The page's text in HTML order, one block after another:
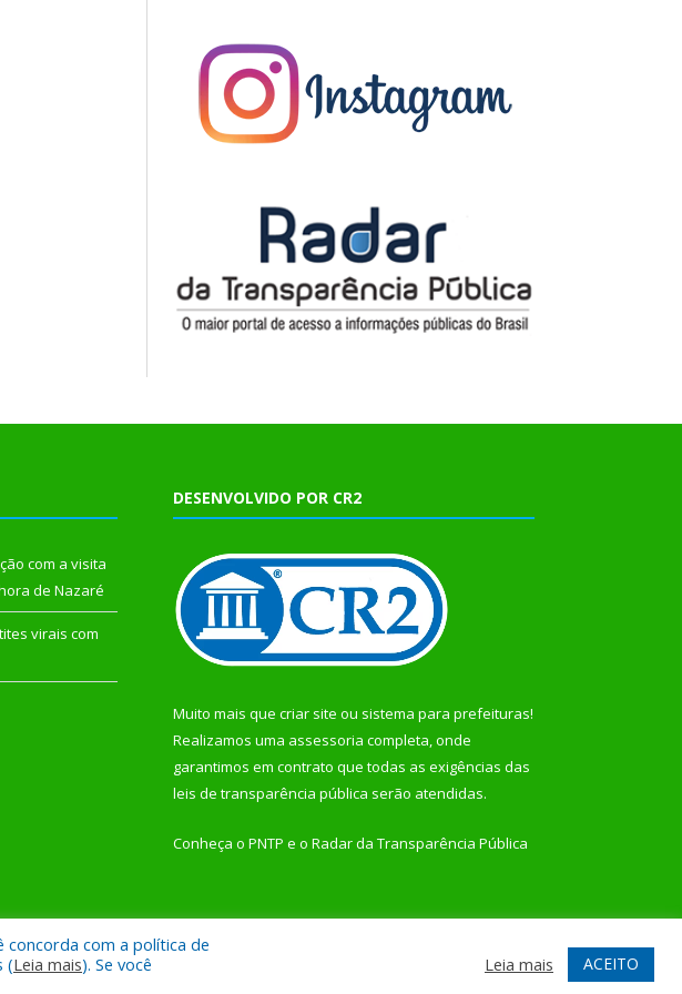
com a visita
de Nazaré
virais com
DESENVOLVIDO POR CR2
Muito mais que criar site ou sistema para prefeituras!
Realizamos uma assessoria completa, onde
garantimos em contrato que todas as exigências das
leis de transparência pública serão atendidas.
Conheça o PNTP e o Radar da Transparência Pública
Mapa do Site Acessar Webmail
concorda com a política de
(Leia mais). Se você
Leia mais ACEITO